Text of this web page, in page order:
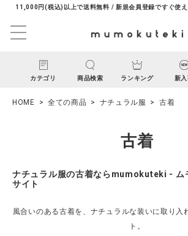
11,000円(税込)以上で送料無料 / 新規会員登録ですぐ使
カテゴリ 商品検索 ランキング 新
ようこそ ゲスト 様
HOME 全ての商品 ナチュラル服 古着
古着
ナチュラル服の古着ならmumokuteki - ム
サイト
風合いのある古着を、ナチュラルな装いに取り入
ト。